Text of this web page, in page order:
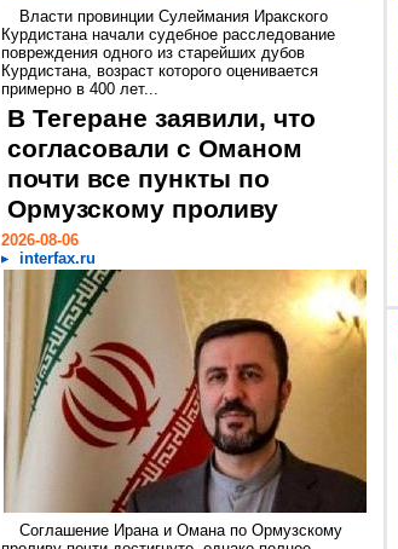
Власти провинции Сулеймания Иракского
Курдистана начали судебное расследование
повреждения одного из старейших дубов
Курдистана, возраст которого оценивается
примерно в 400 лет...
В Тегеране заявили, что
согласовали с Оманом
почти все пункты по
Ормузскому проливу
2026-08-06
interfax.ru
Соглашение Ирана и Омана по Ормузскому